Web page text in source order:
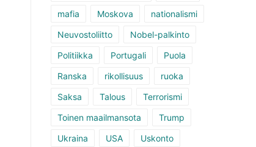
mafia
Moskova
nationalismi
Neuvostoliitto
Nobel-palkinto
Politiikka
Portugali
Puola
Ranska
rikollisuus
ruoka
Saksa
Talous
Terrorismi
Toinen maailmansota
Trump
Ukraina
USA
Uskonto